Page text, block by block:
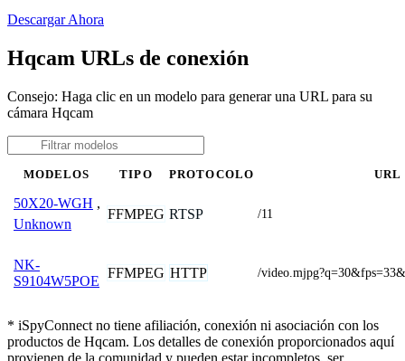
Descargar Ahora
Hqcam URLs de conexión
Consejo: Haga clic en un modelo para generar una URL para su
cámara Hqcam
MODELOS TIPO PROTOCOLO URL
50X20-WGH ,
Unknown
FFMPEG RTSP /11
NK-
S9104W5POE
FFMPEG HTTP /
* iSpyConnect no tiene afiliación, conexión ni asociación con los
productos de Hqcam. Los detalles de conexión proporcionados aquí
provienen de la comunidad y pueden estar incompletos, ser